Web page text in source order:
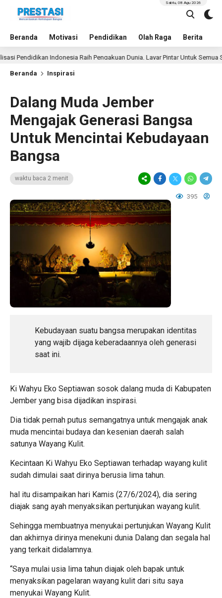
Beranda Motivasi Pendidikan Olah Raga Berita
Sabtu, 08 Agu 2026
Indonesia Raih Pengakuan Dunia, Layar Pintar Untuk Semua Siswa
Beranda Inspirasi
Dalang Muda Jember
Mengajak Generasi Bangsa
Untuk Mencintai Kebudayaan
Bangsa
waktu baca 2 menit
395
Kebudayaan suatu bangsa merupakan identitas
yang wajib dijaga keberadaannya oleh generasi
saat ini.
Ki Wahyu Eko Septiawan sosok dalang muda di Kabupaten
Jember yang bisa dijadikan inspirasi.
Dia tidak pernah putus semangatnya untuk mengajak anak
muda mencintai budaya dan kesenian daerah salah
satunya Wayang Kulit.
Kecintaan Ki Wahyu Eko Septiawan terhadap wayang kulit
sudah dimulai saat dirinya berusia lima tahun.
hal itu disampaikan hari Kamis (27/6/2024), dia sering
diajak sang ayah menyaksikan pertunjukan wayang kulit.
Sehingga membuatnya menyukai pertunjukan Wayang Kulit
dan akhirnya dirinya menekuni dunia Dalang dan segala hal
yang terkait didalamnya.
“Saya mulai usia lima tahun diajak oleh bapak untuk
menyaksikan pagelaran wayang kulit dari situ saya
menyukai Wayang Kulit.